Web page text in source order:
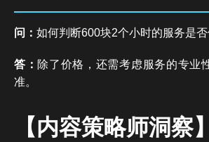
问： 如何判断600块2个小时的服务是否
答： 除了价格，还需考虑服务的专业
准。
【内容策略师洞察】